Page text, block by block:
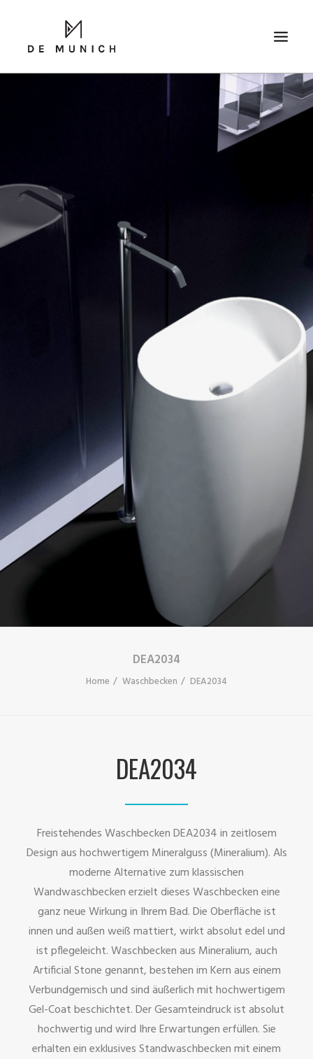
SEARCH
DEA2034
Home Waschbecken DEA2034
DEA2034
Freistehendes Waschbecken DEA2034 in zeitlosem
Design aus hochwertigem Mineralguss (Mineralium). Als
moderne Alternative zum klassischen
Wandwaschbecken erzielt dieses Waschbecken eine
ganz neue Wirkung in Ihrem Bad. Die Oberfläche ist
innen und außen weiß mattiert, wirkt absolut edel und
ist pflegeleicht. Waschbecken aus Mineralium, auch
Artificial Stone genannt, bestehen im Kern aus einem
Verbundgemisch und sind äußerlich mit hochwertigem
Gel-Coat beschichtet. Der Gesamteindruck ist absolut
hochwertig und wird Ihre Erwartungen erfüllen. Sie
erhalten ein exklusives Standwaschbecken mit einem